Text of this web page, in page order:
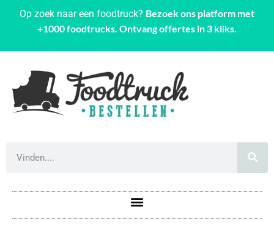
Op zoek naar een foodtruck? Bezoek ons platform met
+1000 foodtrucks. Ontvang offertes in 3 kliks.